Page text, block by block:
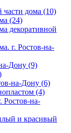
части дома (10)
(24)
декоративной
г. Ростов-на-
Дону (9)
на-Дону (6)
(4)
Ростов-на-
и красивый